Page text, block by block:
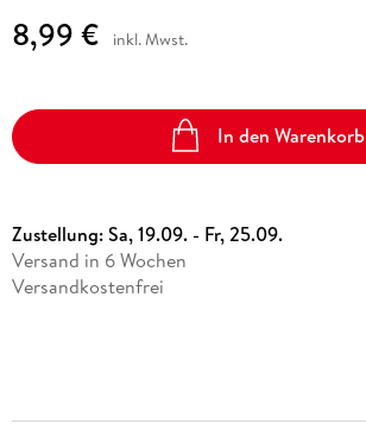
8,99 € inkl. Mwst.
In den Warenkorb
Zustellung:Sa, 19.09. - Fr, 25.09.
Versand in 6 Wochen
Versandkostenfrei